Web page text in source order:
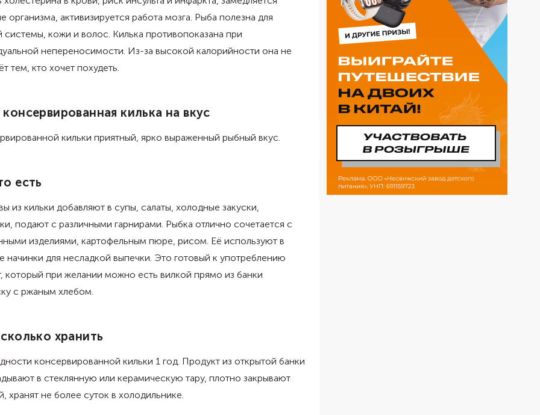
организма, активизируется работа мозга. Рыба полезна для
системы, кожи и волос. Килька противопоказана при
непереносимости. Из-за высокой калорийности она не
тем, кто хочет похудеть.
консервированная килька на вкус
кильки приятный, ярко выраженный рыбный вкус.
есть
из кильки добавляют в супы, салаты, холодные закуски,
подают с различными гарнирами. Рыбка отлично сочетается с
изделиями, картофельным пюре, рисом. Её используют в
начинки для несладкой выпечки. Это готовый к употреблению
который при желании можно есть вилкой прямо из банки
с ржаным хлебом.
хранить
консервированной кильки 1 год. Продукт из открытой банки
в стеклянную или керамическую тару, плотно закрывают
хранят не более суток в холодильнике.